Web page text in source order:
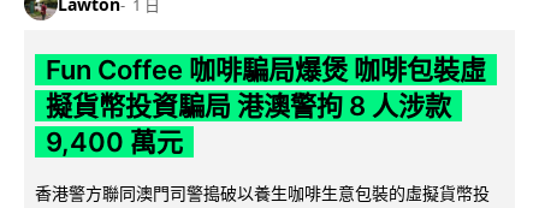
1 日
Fun Coffee 咖啡騙局爆煲 咖啡包裝虛
擬貨幣投資騙局 港澳警拘 8 人涉款
9,400 萬元
香港警方聯同澳門司警搗破以養生咖啡生意包裝的虛擬貨幣投